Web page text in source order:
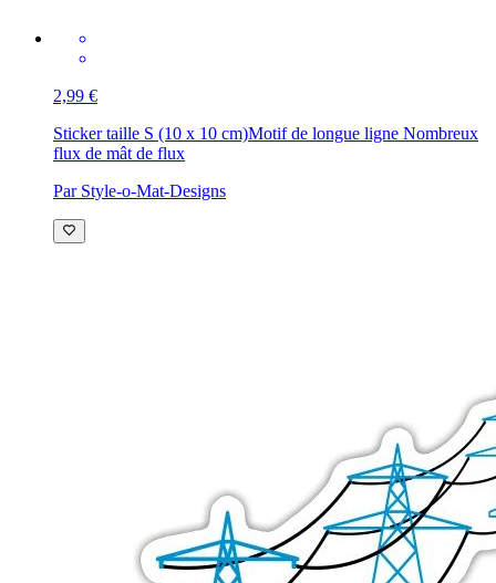
2,99 €
Sticker taille S (10 x 10 cm)Motif de longue ligne Nombreux
flux de mât de flux
Par Style-o-Mat-Designs